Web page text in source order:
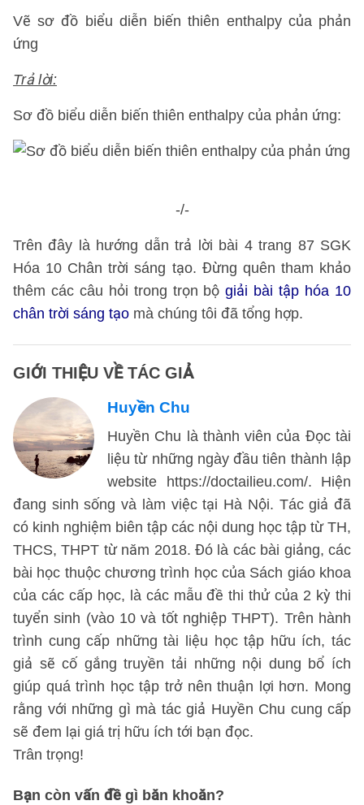
Vẽ sơ đồ biểu diễn biến thiên enthalpy của phản
ứng
Trả lời:
Sơ đồ biểu diễn biến thiên enthalpy của phản ứng:
-/-
Trên đây là hướng dẫn trả lời bài 4 trang 87 SGK
Hóa 10 Chân trời sáng tạo. Đừng quên tham khảo
thêm các câu hỏi trong trọn bộgiải bài tập hóa 10
chân trời sáng tạo mà chúng tôi đã tổng hợp.
GIỚI THIỆU VỀ TÁC GIẢ
Huyền Chu
Huyền Chu là thành viên của Đọc tài
liệu từ những ngày đầu tiên thành lập
website https://doctailieu.com/. Hiện
đang sinh sống và làm việc tại Hà Nội. Tác giả đã
có kinh nghiệm biên tập các nội dung học tập từ TH,
THCS, THPT từ năm 2018. Đó là các bài giảng, các
bài học thuộc chương trình học của Sách giáo khoa
của các cấp học, là các mẫu đề thi thử của 2 kỳ thi
tuyển sinh (vào 10 và tốt nghiệp THPT). Trên hành
trình cung cấp những tài liệu học tập hữu ích, tác
giả sẽ cố gắng truyền tải những nội dung bổ ích
giúp quá trình học tập trở nên thuận lợi hơn. Mong
rằng với những gì mà tác giả Huyền Chu cung cấp
sẽ đem lại giá trị hữu ích tới bạn đọc.
Trân trọng!
Bạn còn vấn đề gì băn khoăn?